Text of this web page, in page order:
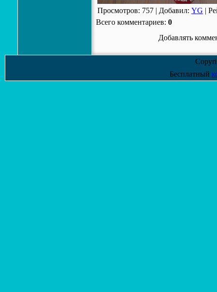
Просмотров: 757 | Добавил: YG |
Всего комментариев: 0
Добавлять
Бесплатный